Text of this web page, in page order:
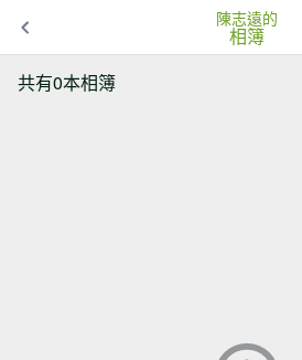
陳志遠的
相簿
共有0本相簿